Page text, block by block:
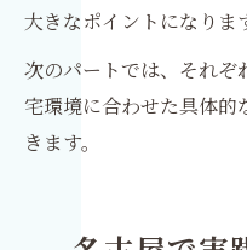
大きなポイントになりま
次のパートでは、それぞ
宅環境に合わせた具体
きます。